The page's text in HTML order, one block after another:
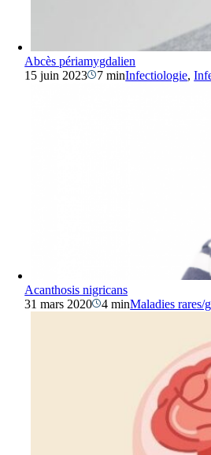
Abcès périamygdalien
15 juin 2023
7 minInfectiologie,
Acanthosis nigricans
31 mars 2020
4 minMaladies rares/